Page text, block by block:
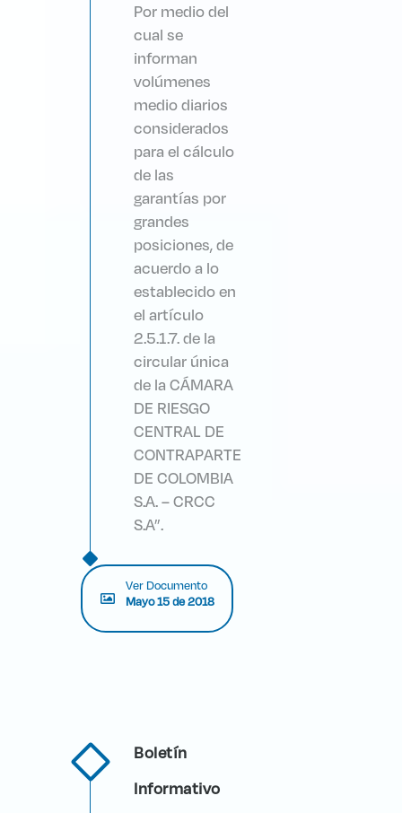
Por medio del
cual se
informan
volúmenes
medio diarios
considerados
para el cálculo
de las
garantías por
grandes
posiciones, de
acuerdo a lo
establecido en
el artículo
2.5.1.7. de la
circular única
de la CÁMARA
DE RIESGO
CENTRAL DE
CONTRAPARTE
DE COLOMBIA
S.A. – CRCC
S.A”.
Ver Documento
Mayo 15 de 2018
Boletín
Informativo